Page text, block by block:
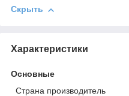
Скрыть
Характеристики
Основные
Страна производитель